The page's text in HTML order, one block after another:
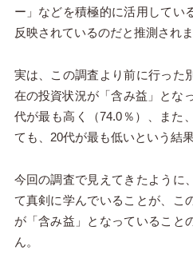
ー」などを積極的に活用してい
反映されているのだと推測されま
実は、この調査より前に行った
在の投資状況が「含み益」とな
代が最も高く（74.0％）、また
ても、20代が最も低いという結
今回の調査で見えてきたように
て真剣に学んでいることが、こ
が「含み益」となっていること
ん。